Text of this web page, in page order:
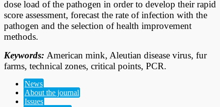
dose load of the pathogen in order to develop their rapid
score assessment, forecast the rate of infection with the
pathogen and the selection of health improvement
methods.
Keywords: American mink, Aleutian disease virus, fur
farms, technical zones, critical points, PCR.
News
About the journal
Issues